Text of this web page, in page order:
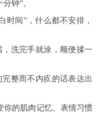
钟”。
时间”，什么都不安排，
洗完手就涂，顺便揉一
整而不内疚的话表达出
你的肌肉记忆、表情习惯